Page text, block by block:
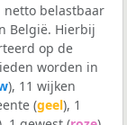
netto belastbaar
België. Hierbij
op de
worden in
), 11 wijken
(geel), 1